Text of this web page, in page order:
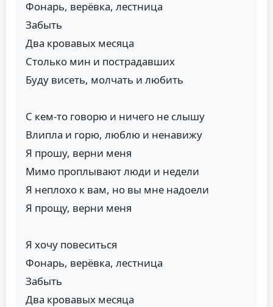
Фонарь, верёвка, лестница
Забыть
Два кровавых месяца
Столько мин и пострадавших
Буду висеть, молчать и любить
С кем-то говорю и ничего не слышу
Влипла и горю, люблю и ненавижу
Я прошу, верни меня
Мимо проплывают люди и недели
Я неплохо к вам, но вы мне надоели
Я прощу, верни меня
Я хочу повеситься
Фонарь, верёвка, лестница
Забыть
Два кровавых месяца